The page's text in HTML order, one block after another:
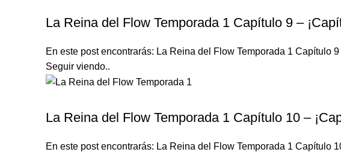
La Reina del Flow Temporada 1 Capítulo 9 –
En este post encontrarás: La Reina del Flow Temporada 1 Capítulo
Seguir viendo..
La Reina del Flow Temporada 1 Capítulo 10 –
En este post encontrarás: La Reina del Flow Temporada 1 Capítulo